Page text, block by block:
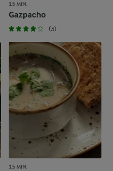
15 MIN.
Gazpacho
(3)
15 MIN.